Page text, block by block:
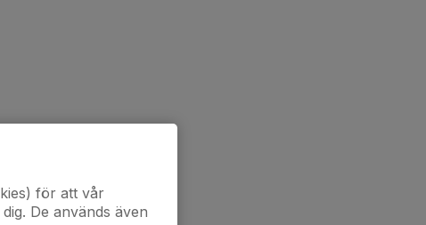
för att vår
De används även